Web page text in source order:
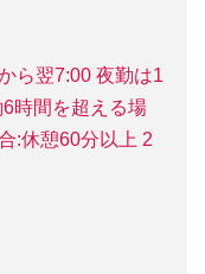
ら翌7:00 夜勤は1
時間を超える場
:休憩60分以上 2